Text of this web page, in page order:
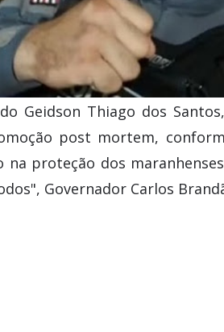
Geidson Thiago dos
post mortem,
proteção dos
Governador Carlos